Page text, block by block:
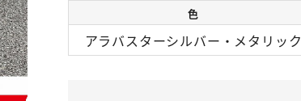
色
アラバスターシルバー・メタリック